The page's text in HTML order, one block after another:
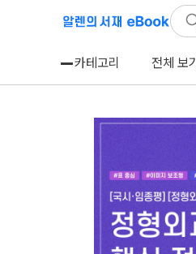
카테고리 전체 보기